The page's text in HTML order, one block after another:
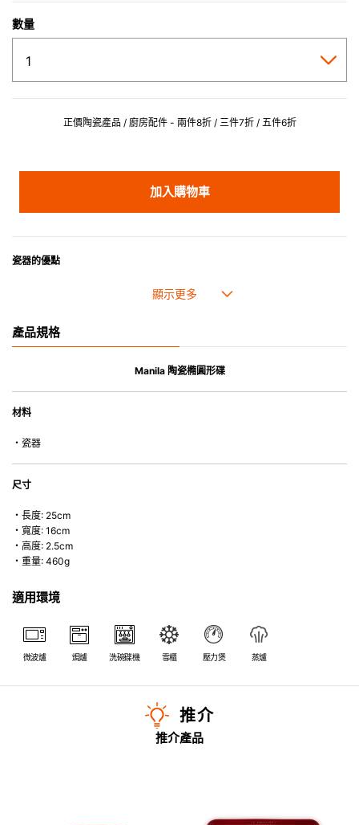
數量
正價陶瓷產品 / 廚房配件 - 兩件8折 / 三件7折 / 五件6折
加入購物車
瓷器的優點
• 耐熱性極佳，適用於微波爐，也可放入焗爐，耐熱程度高達260℃。
• 可用於洗碗機。
• 合乎食用安全的塗層表面，幾乎不黏，食物容易脫落，清洗方便。
*不可直接用於熱源上
產品規格
Manila 陶瓷橢圓形碟
材料
・瓷器
尺寸
・長度: 25cm
・寬度: 16cm
・高度: 2.5cm
・重量: 460g
適用環境
微波爐 焗爐 洗碗碟機 雪櫃 壓力煲 蒸爐
推介
推介產品